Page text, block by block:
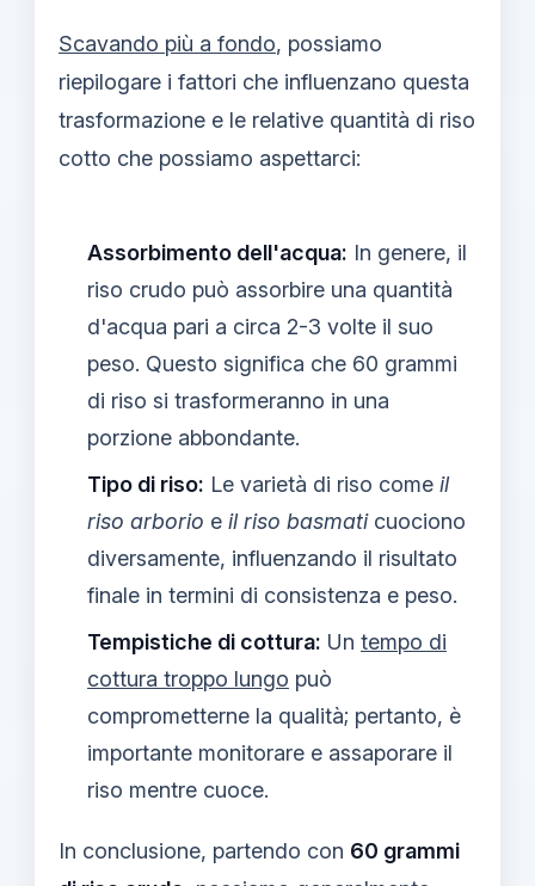
Scavando più a fondo, possiamo
riepilogare i fattori che influenzano questa
trasformazione e le relative quantità di riso
cotto che possiamo aspettarci:
Assorbimento dell'acqua: In genere, il
riso crudo può assorbire una quantità
d'acqua pari a circa 2-3 volte il suo
peso. Questo significa che 60 grammi
di riso si trasformeranno in una
porzione abbondante.
Tipo di riso: Le varietà di riso come il
riso arborio e il riso basmaticuociono
diversamente, influenzando il risultato
finale in termini di consistenza e peso.
Tempistiche di cottura: Un tempo di
cottura troppo lungo può
comprometterne la qualità; pertanto, è
importante monitorare e assaporare il
riso mentre cuoce.
In conclusione, partendo con 60 grammi